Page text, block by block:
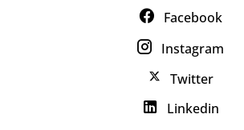
Facebook
Instagram
Twitter
Linkedin